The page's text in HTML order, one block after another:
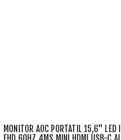
MONITOR AOC PORTATIL 15,6" LED